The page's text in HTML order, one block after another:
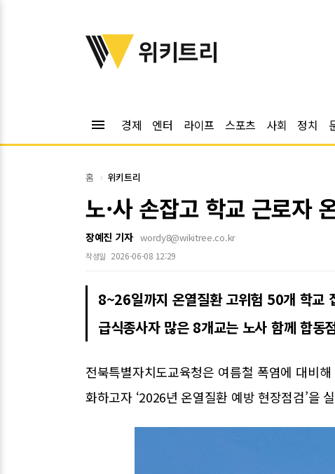
위키트리
위키트리
menu 경제 엔터 라이프 스포츠 사회 정치
홈 위키트리
노·사 손잡고 학교 근로자
장예진 기자 wordy8@wikitree.co.kr
작성일 2026-06-08 12:29
8~26일까지 온열질환 고위험 50개 학교
급식종사자 많은 8개교는 노사 함께 합
전북특별자치도교육청은 여름철 폭염에 대비
화하고자 ‘2026년 온열질환 예방 현장점검’을